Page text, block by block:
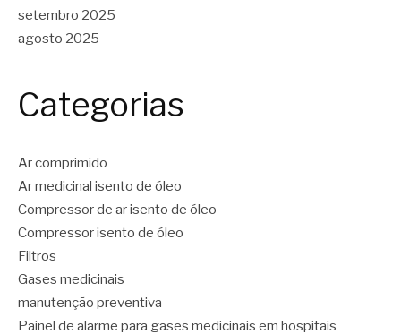
setembro 2025
agosto 2025
Categorias
Ar comprimido
Ar medicinal isento de óleo
Compressor de ar isento de óleo
Compressor isento de óleo
Filtros
Gases medicinais
manutenção preventiva
Painel de alarme para gases medicinais em hospitais